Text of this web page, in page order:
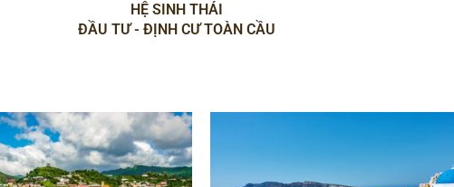
HỆ SINH THÁI
ĐẦU TƯ - ĐỊNH CƯ TOÀN CẦU